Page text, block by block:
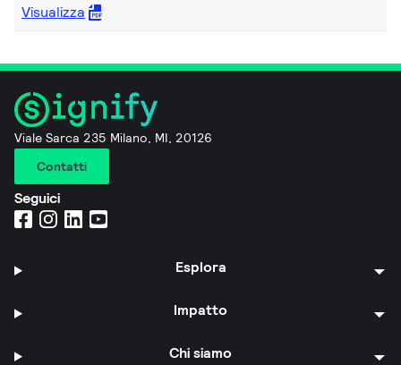
Visualizza
Viale Sarca 235 Milano, MI, 20126
Contatti
Seguici
Esplora
Impatto
Chi siamo